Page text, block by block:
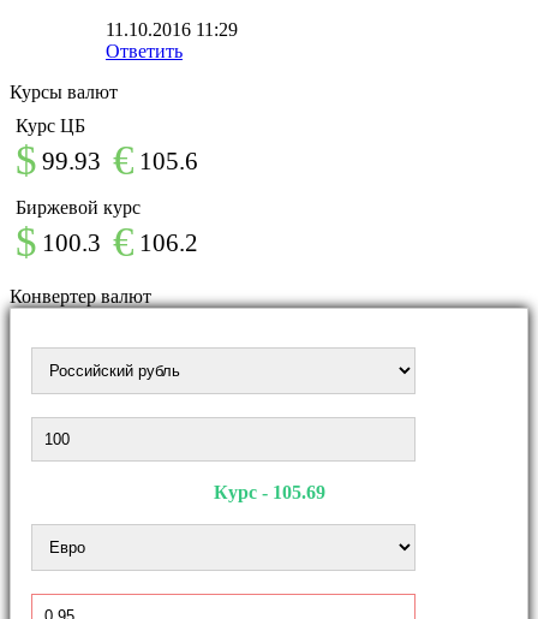
11.10.2016 11:29
Ответить
Курсы валют
Курс ЦБ
$ 99.93 € 105.6
Биржевой курс
$ 100.3 € 106.2
Конвертер валют
Курс - 105.69